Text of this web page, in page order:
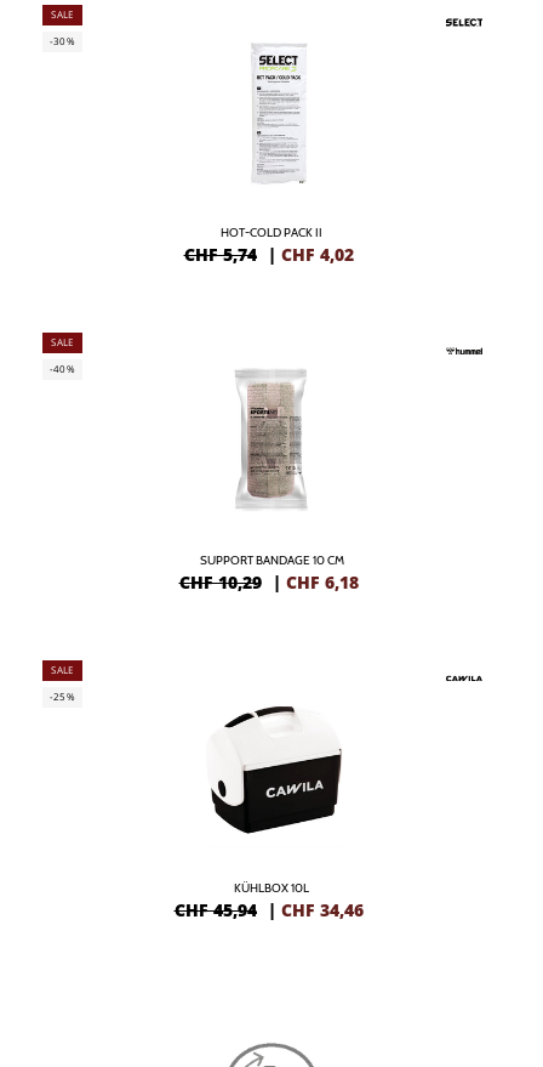
SALE
-30%
HOT-COLD PACK II
CHF 5,74 | CHF 4,02
SALE
-40%
SUPPORT BANDAGE 10 CM
CHF 10,29 | CHF 6,18
SALE
-25%
KÜHLBOX 10L
CHF 45,94 | CHF 34,46